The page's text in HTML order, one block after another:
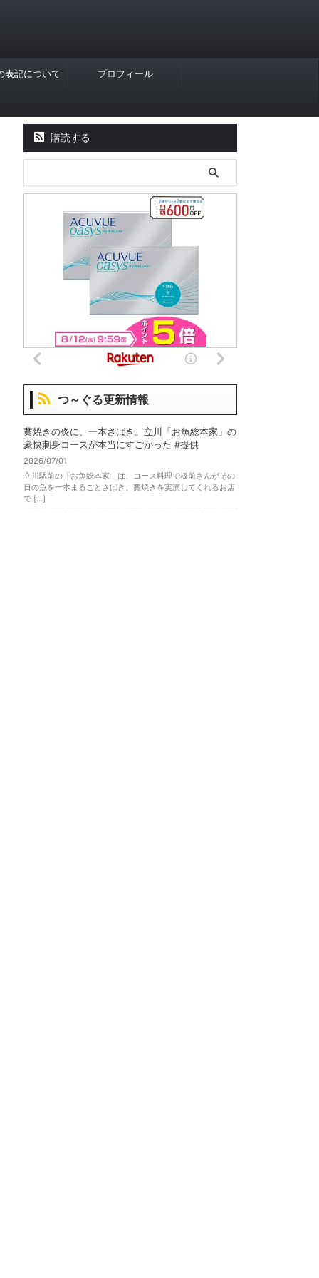
表記について プロフィール
購読する
つ～ぐる更新情報
藁焼きの炎に、一本さばき。立川「お魚総本家」の
豪快刺身コースが本当にすごかった #提供
2026/07/01
立川駅前の「お魚総本家」は、コース料理で板前さんがその
日の魚を一本まるごとさばき、藁焼きを実演してくれるお店
で […]